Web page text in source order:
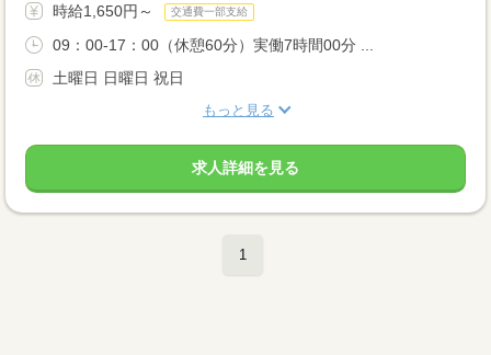
時給1,650円～ 交通費一部支給
09：00-17：00（休憩60分）実働7時間00分 ...
土曜日 日曜日 祝日
もっと見る
求人詳細を見る
1